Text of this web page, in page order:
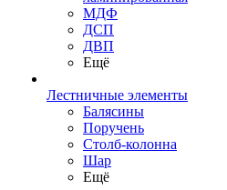
МДФ
ДСП
ДВП
Ещё
Лестничные элементы
Балясины
Поручень
Столб-колонна
Шар
Ещё